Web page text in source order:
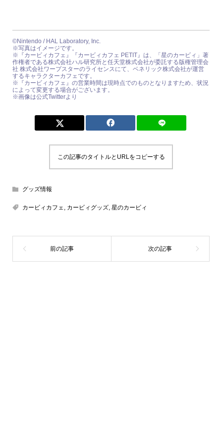
©Nintendo / HAL Laboratory, Inc.
※写真はイメージです。
※『カービィカフェ』『カービィカフェ PETIT』は、「星のカービィ」著
作権者である株式会社ハル研究所と任天堂株式会社が委託する版権管理会
社 株式会社ワープスターのライセンスにて、ベネリック株式会社が運営
するキャラクターカフェです。
※『カービィカフェ』の営業時間は現時点でのものとなりますため、状況
によって変更する場合がございます。
※画像は公式Twitterより
この記事のタイトルとURLをコピーする
グッズ情報
カービィカフェ, カービィグッズ, 星のカービィ